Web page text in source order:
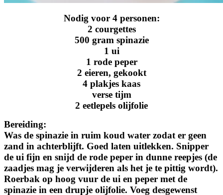
Nodig voor 4 personen:
2 courgettes
500 gram spinazie
1 ui
1 rode peper
2 eieren, gekookt
4 plakjes kaas
verse tijm
2 eetlepels olijfolie
Bereiding:
Was de spinazie in ruim koud water zodat er geen
zand in achterblijft. Goed laten uitlekken. Snipper
de ui fijn en snijd de rode peper in dunne reepjes (de
zaadjes mag je verwijderen als het je te pittig wordt).
Roerbak op hoog vuur de ui en peper met de
spinazie in een drupje olijfolie. Voeg desgewenst